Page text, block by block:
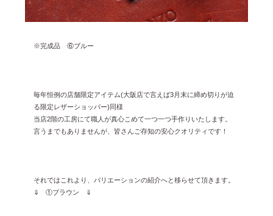
※完成品 ⑥ブルー
毎年恒例の店舗限定アイテム(大阪店で言えば3月末に締め切りが迫
る限定レザーショッパー)同様
当店2階の工房にて職人が真心こめて一つ一つ手作りいたします。
言うまでもありませんが、皆さんご存知の安心クオリティです！
それではこれより、バリエーションの紹介へと移らせて頂きます。
⇓ ①ブラウン ⇓